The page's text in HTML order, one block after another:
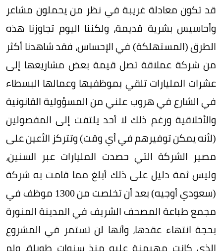
قد تكون معادلة غريبة في نظر من يحملون مشاعر
وأحاسيس بشرية قديمة، ولكننا اليوم تجاوزنا هذه
الطرق (المستهلكة) في الإحساس، فقد شاهدنا أكثر
من شركة عملاقة تصل قيمة بعض مشاريعها إلى
عشرات المليارات تلقي بموظفيها وعمالها البسطاء
في الشارع في هروب علني من المسؤولية القانونية
والأخلاقية ورغم ذلك لا أحد يلتفت إلى المفصولين
(لأنه يمكن توفيرهم في أي وقت) وتتركز الأعين على
مصير الشركة التي حصدت المليارات عبر السنين،
وليس ثمة دليل على ذلك أبلغ مما قامت به شركة
(سعودي أوجيه) بعد أن تخلصت من 1300 موظف في
مجمع طباعة المصحف الشريف في المدينة المنورة
بحجة انتهاء عقدها، وأنها لن تستمر في المشروع